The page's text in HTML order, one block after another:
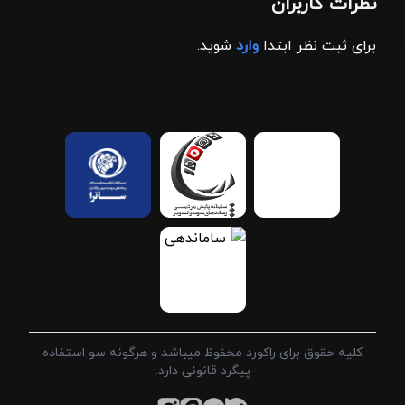
برای ثبت نظر ابتدا وارد شوید.
کلیه حقوق برای راکورد محفوظ میباشد و هرگونه سو استفاده
پیگرد قانونی دارد.